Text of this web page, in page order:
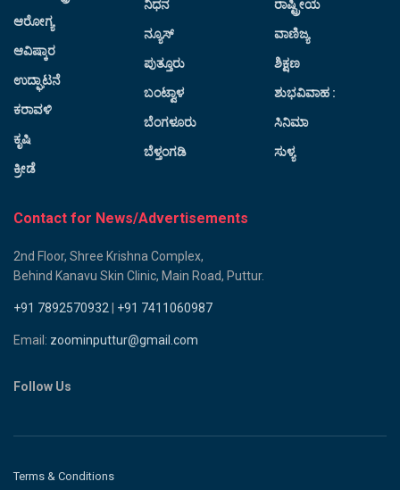
ಆರೋಗ್ಯ
ಆವಿಷ್ಕಾರ
ಉದ್ಘಾಟನೆ
ಕರಾವಳಿ
ಕೃಷಿ
ಕ್ರೀಡೆ
ನಿಧನ
ನ್ಯೂಸ್
ಪುತ್ತೂರು
ಬಂಟ್ವಾಳ
ಬೆಂಗಳೂರು
ಬೆಳ್ತಂಗಡಿ
ರಾಷ್ಟ್ರೀಯ
ವಾಣಿಜ್ಯ
ಶಿಕ್ಷಣ
ಶುಭವಿವಾಹ :
ಸಿನಿಮಾ
ಸುಳ್ಯ
Contact for News/Advertisements
2nd Floor, Shree Krishna Complex,
Behind Kanavu Skin Clinic, Main Road, Puttur.
+91 7892570932 +91 7411060987
Email: zoominputtur@gmail.com
Follow Us
Terms & Conditions